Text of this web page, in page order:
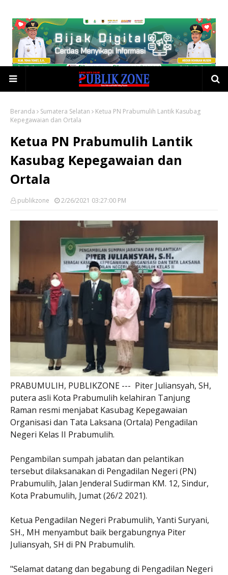
Beranda Sumatera Selatan
Ketua PN Prabumulih Lantik Kasubag
Kepegawaian dan Ortala
Ketua PN Prabumulih Lantik
Kasubag Kepegawaian dan
Ortala
publikzone 2/26/2021 03:27:00 PM
PRABUMULIH, PUBLIKZONE --- Piter Juliansyah, SH,
putera asli Kota Prabumulih kelahiran Tanjung
Raman resmi menjabat Kasubag Kepegawaian
Organisasi dan Tata Laksana (Ortala) Pengadilan
Negeri Kelas II Prabumulih.
Pengambilan sumpah jabatan dan pelantikan
tersebut dilaksanakan di Pengadilan Negeri (PN)
Prabumulih, Jalan Jenderal Sudirman KM. 12, Sindur,
Kota Prabumulih, Jumat (26/2 2021).
Ketua Pengadilan Negeri Prabumulih, Yanti Suryani,
SH., MH menyambut baik bergabungnya Piter
Juliansyah, SH di PN Prabumulih.
"Selamat datang dan begabung di Pengadilan Negeri